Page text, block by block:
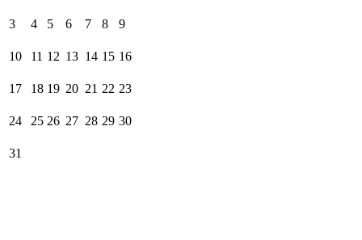
3 4 5 6 7 8 9
10 11 12 13 14 15 16
17 18 19 20 21 22 23
24 25 26 27 28 29 30
31